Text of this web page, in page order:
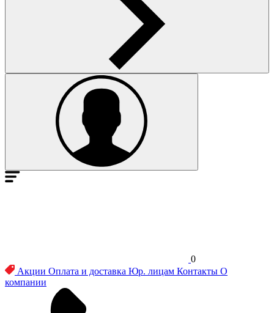
0
Акции Оплата и доставка Юр. лицам Контакты О
компании